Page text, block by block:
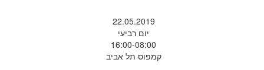
22.05.2019
יום רביעי
16:00-08:00
קמפוס תל אביב